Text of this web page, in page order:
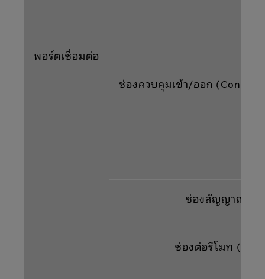
พอร์ตเชื่อมต่อ
ช่องควบคุมเข้า/ออก (Control
ช่องสัญญาณเสี
ช่องต่อรีโมท